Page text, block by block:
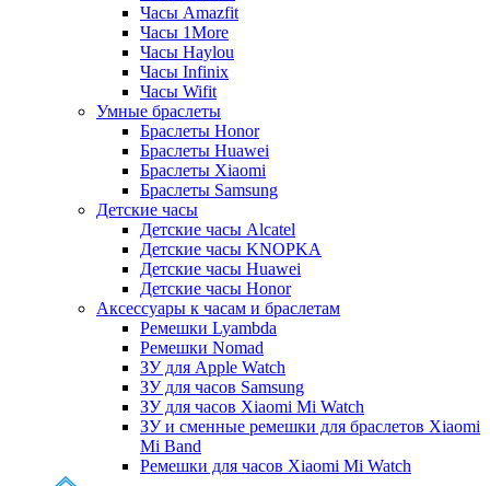
Часы Amazfit
Часы 1More
Часы Haylou
Часы Infinix
Часы Wifit
Умные браслеты
Браслеты Honor
Браслеты Huawei
Браслеты Xiaomi
Браслеты Samsung
Детские часы
Детские часы Alcatel
Детские часы KNOPKA
Детские часы Huawei
Детские часы Honor
Аксессуары к часам и браслетам
Ремешки Lyambda
Ремешки Nomad
ЗУ для Apple Watch
ЗУ для часов Samsung
ЗУ для часов Xiaomi Mi Watch
ЗУ и сменные ремешки для браслетов Xiaomi
Mi Band
Ремешки для часов Xiaomi Mi Watch